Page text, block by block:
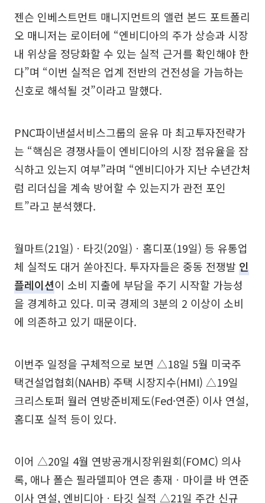
젠슨 인베스트먼트 매니지먼트의 앨런 본드 포트폴리
오 매니저는 로이터에 “엔비디아의 주가 상승과 시장
내 위상을 정당화할 수 있는 실적 근거를 확인해야 한
다”며 “이번 실적은 업계 전반의 건전성을 가늠하는
신호로 해석될 것”이라고 말했다.
PNC파이낸셜서비스그룹의 윤유 마 최고투자전략가
는 “핵심은 경쟁사들이 엔비디아의 시장 점유율을 잠
식하고 있는지 여부”라며 “엔비디아가 지난 수년간처
럼 리더십을 계속 방어할 수 있는지가 관전 포인
트”라고 분석했다.
월마트(21일)ㆍ타깃(20일)ㆍ홈디포(19일) 등 유통업
체 실적도 대거 쏟아진다. 투자자들은 중동 전쟁발 인
플레이션이 소비 지출에 부담을 주기 시작할 가능성
을 경계하고 있다. 미국 경제의 3분의 2 이상이 소비
에 의존하고 있기 때문이다.
이번주 일정을 구체적으로 보면 △18일 5월 미국주
택건설업협회(NAHB) 주택 시장지수(HMI) △19일
크리스토퍼 월러 연방준비제도(Fed·연준) 이사 연설,
홈디포 실적 등이 있다.
이어 △20일 4월 연방공개시장위원회(FOMC) 의사
록, 애나 폴슨 필라델피아 연은 총재ㆍ마이클 바 연준
이사 연설, 엔비디아ㆍ타깃 실적 △21일 주간 신규